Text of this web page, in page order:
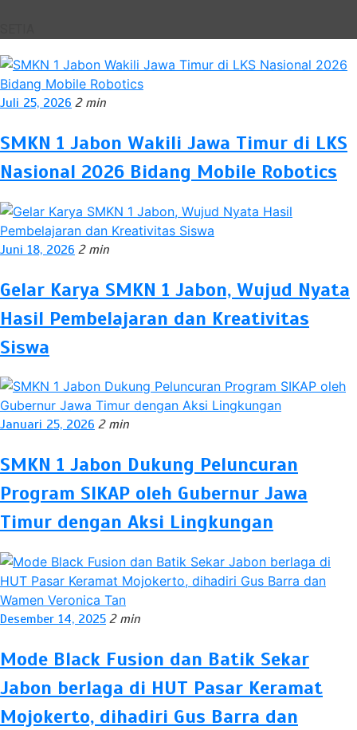
Juli 25, 2026 2 min
SMKN 1 Jabon Wakili Jawa Timur di LKS
Nasional 2026 Bidang Mobile Robotics
Juni 18, 2026 2 min
Gelar Karya SMKN 1 Jabon, Wujud Nyata
Hasil Pembelajaran dan Kreativitas
Siswa
Januari 25, 2026 2 min
SMKN 1 Jabon Dukung Peluncuran
Program SIKAP oleh Gubernur Jawa
Timur dengan Aksi Lingkungan
Desember 14, 2025 2 min
Mode Black Fusion dan Batik Sekar
Jabon berlaga di HUT Pasar Keramat
Mojokerto, dihadiri Gus Barra dan